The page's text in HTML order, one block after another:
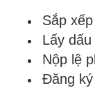
Sắp
Lấy
Nộp lệ
Đăng